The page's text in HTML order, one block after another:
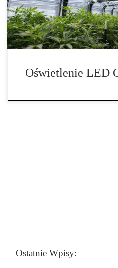
rozwoju, silnego metabolizmu i
Dlatego wybór […]
Oświetlenie LED
Ostatnie Wpisy: